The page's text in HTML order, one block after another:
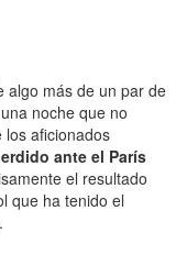
algo más de un par de
noche que no
aficionados
ante el París
el resultado
que ha tenido el